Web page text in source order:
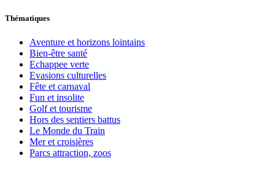
Thématiques
Aventure et horizons lointains
Bien-être santé
Echappee verte
Evasions culturelles
Fête et carnaval
Fun et insolite
Golf et tourisme
Hors des sentiers battus
Le Monde du Train
Mer et croisières
Parcs attraction, zoos